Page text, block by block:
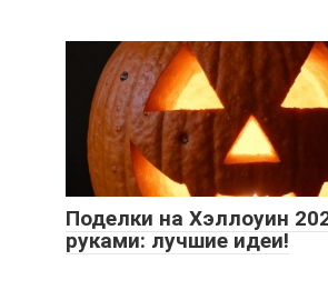
Поделки на Хэллоуин
руками: лучшие идеи!